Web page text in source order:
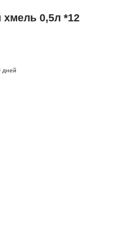
0,5л *12
дней